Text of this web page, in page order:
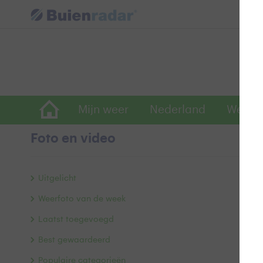
Mijn weer Nederland
Foto en video
Uitgelicht
Weerfoto van de week
Laatst toegevoegd
Best gewaardeerd
Populaire categorieën